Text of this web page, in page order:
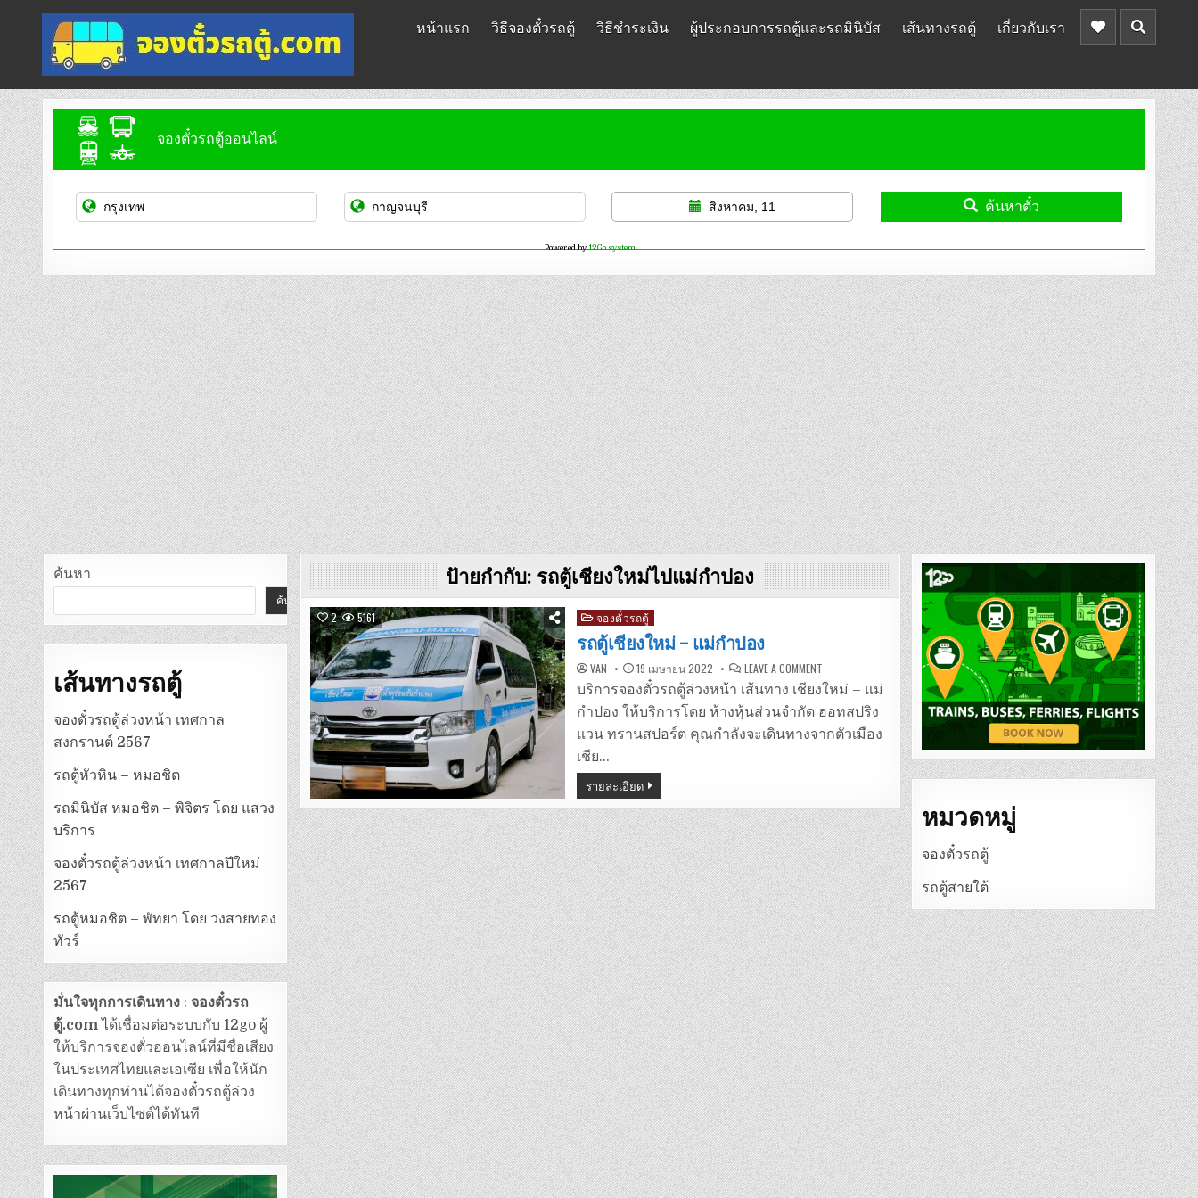
content
จองตั๋วรถตู้ออนไลน์
บริการจองตั๋วรถตู้ออนไลน์
หน้าแรก วิธีจองตั๋วรถตู้ วิธีชำระเงิน ผู้ประกอบการรถตู้และรถมินิบัส เส้นทางรถตู้ เกี่ยวกับเรา
จองตั๋วรถตู้ออนไลน์
สิงหาคม, 11 ค้นหาตั๋ว
Powered by12Go system
ป้ายกำกับ: รถตู้เชียงใหม่ไปแม่กำปอง
2 5161
Posted
in
จองตั๋วรถตู้
รถตู้เชียงใหม่ – แม่กำปอง
VAN 19 เมษายน 2022 LEAVE A COMMENT
รถ
ตู้
เชียงใหม่
–
แม่
กำ
ปอง
บริการจองตั๋วรถตู้ล่วงหน้า เส้นทาง เชียงใหม่ – แม่
กำปอง ให้บริการโดย ห้างหุ้นส่วนจํากัด ฮอทสปริง
แวน ทรานสปอร์ต คุณกำลังจะเดินทางจากตัวเมือง
เชีย…
รายละเอียด
ค้นหา
ค้นหา
เส้นทางรถตู้
จองตั๋วรถตู้ล่วงหน้า เทศกาล
สงกรานต์ 2567
รถตู้หัวหิน – หมอชิต
รถมินิบัส หมอชิต – พิจิตร โดย แสวง
บริการ
จองตั๋วรถตู้ล่วงหน้า เทศกาลปีใหม่
2567
รถตู้หมอชิต – พัทยา โดย วงสายทอง
ทัวร์
มั่นใจทุกการเดินทาง :จองตั๋วรถ
ตู้.comได้เชื่อมต่อระบบกับ 12go ผู้
ให้บริการจองตั๋วออนไลน์ที่มีชื่อเสียง
ในประเทศไทยและเอเซีย เพื่อให้นัก
เดินทางทุกท่านได้จองตั๋วรถตู้ล่วง
หน้าผ่านเว็บไซต์ได้ทันที
หมวดหมู่
จองตั๋วรถตู้
รถตู้สายใต้